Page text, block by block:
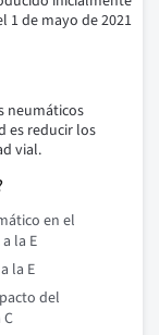
1 de mayo de 2021
neumáticos
es reducir los
vial.
en el
la E
la E
del